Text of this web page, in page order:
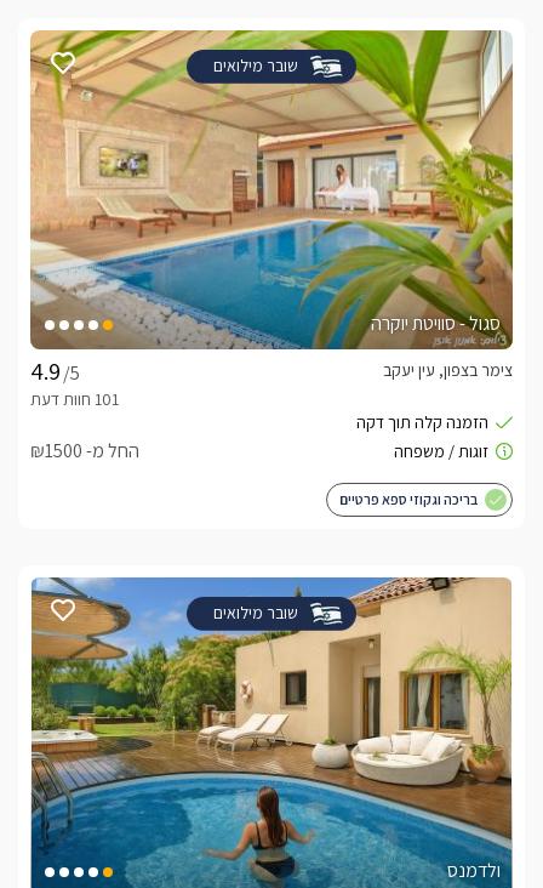
שובר מילואים
סגול - סוויטת יוקרה
/5
צימר בצפון, עין יעקב
החל מ- ₪1500
בריכה וגקוזי ספא פרטיים
שובר מילואים
ולדמנס